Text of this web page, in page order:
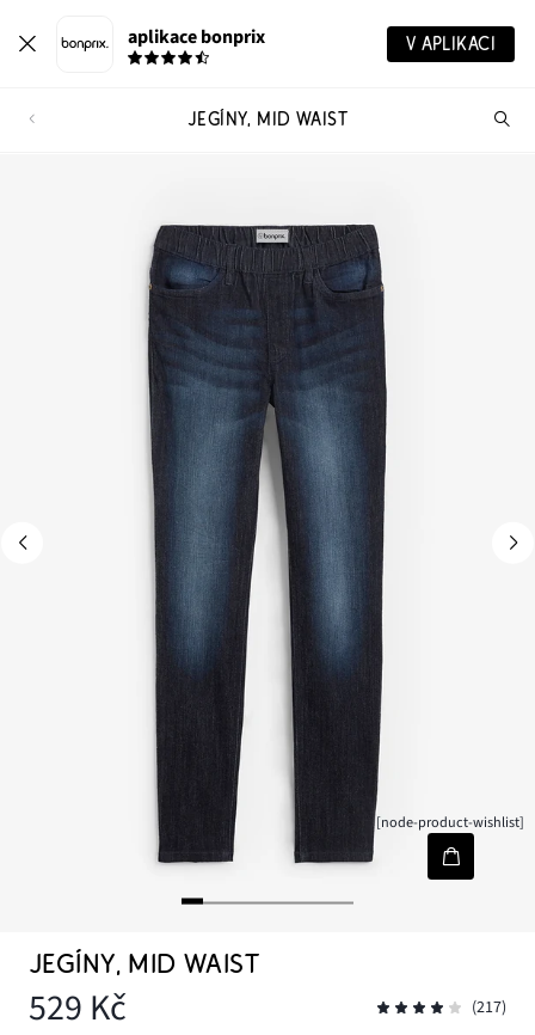
aplikace bonprix V APLIKACI
JEGÍNY, MID WAIST
[node-product-wishlist]
JEGÍNY, MID WAIST
529 Kč (217)